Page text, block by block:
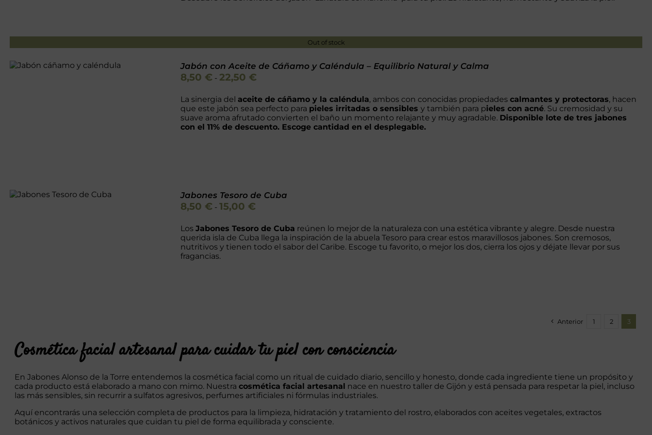
Out of stock
Valorado
DETALLES
Jabón con Aceite de Cáñamo y Caléndula – Equilibrio Natural y Calma
8,50 € - 22,50 €Rango
desde
8,50 €
hasta
22,50 €
La sinergia delaceite de cáñamo y la caléndula, ambos con conocidas propiedadescalmantes y protectoras, hacen
que este jabón sea perfecto para pieles irritadas o sensiblesy también para pieles con acné. Su cremosidad y su
suave aroma afrutado convierten el baño un momento relajante y muy agradable. Disponible lote de tres jabones
con el 11% de descuento. Escoge cantidad en el desplegable.
con 5.00de 5
SELECCIONAR
ESTE
Jabones Tesoro de Cuba
8,50 € - 15,00 €Rango
desde
8,50 €
hasta
LosJabones Tesoro de Cuba reúnen lo mejor de la naturaleza con una estética vibrante y alegre. Desde nuestra
querida isla de Cuba llega la inspiración de la abuela Tesoro para crear estos maravillosos jabones. Son cremosos,
nutritivos y tienen todo el sabor del Caribe. Escoge tu favorito, o mejor los dos, cierra los ojos y déjate llevar por sus
fragancias.
Anterior 1 2 3
Cosmética facial artesanal para cuidar tu piel con consciencia
En Jabones Alonso de la Torre entendemos la cosmética facial como un ritual de cuidado diario, sencillo y honesto, donde cada ingrediente tiene un propósito y
cada producto está elaborado a mano con mimo. Nuestra cosmética facial artesanal nace en nuestro taller de Gijón y está pensada para respetar la piel, incluso
las más sensibles, sin recurrir a sulfatos agresivos, perfumes artificiales ni fórmulas industriales.
Aquí encontrarás una selección completa de productos para la limpieza, hidratación y tratamiento del rostro, elaborados con aceites vegetales, extractos
botánicos y activos naturales que cuidan tu piel de forma equilibrada y consciente.